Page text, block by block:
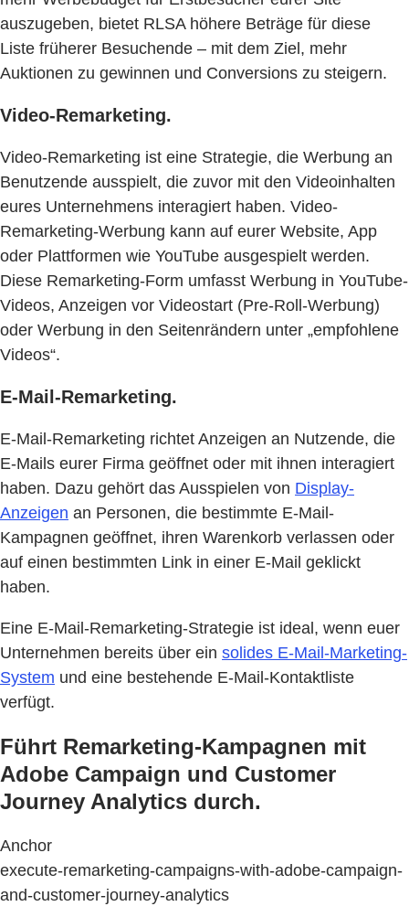
auszugeben, bietet RLSA höhere Beträge für diese
Liste früherer Besuchende – mit dem Ziel, mehr
Auktionen zu gewinnen und Conversions zu steigern.
Video-Remarketing.
Video-Remarketing ist eine Strategie, die Werbung an
Benutzende ausspielt, die zuvor mit den Videoinhalten
eures Unternehmens interagiert haben. Video-
Remarketing-Werbung kann auf eurer Website, App
oder Plattformen wie YouTube ausgespielt werden.
Diese Remarketing-Form umfasst Werbung in YouTube-
Videos, Anzeigen vor Videostart (Pre-Roll-Werbung)
oder Werbung in den Seitenrändern unter „empfohlene
Videos“.
E-Mail-Remarketing.
E-Mail-Remarketing richtet Anzeigen an Nutzende, die
E-Mails eurer Firma geöffnet oder mit ihnen interagiert
haben. Dazu gehört das Ausspielen von Display-
Anzeigen an Personen, die bestimmte E-Mail-
Kampagnen geöffnet, ihren Warenkorb verlassen oder
auf einen bestimmten Link in einer E-Mail geklickt
haben.
Eine E-Mail-Remarketing-Strategie ist ideal, wenn euer
Unternehmen bereits über ein solides E-Mail-Marketing-
System und eine bestehende E-Mail-Kontaktliste
verfügt.
Führt Remarketing-Kampagnen mit
Adobe Campaign und Customer
Journey Analytics durch.
Anchor
execute-remarketing-campaigns-with-adobe-campaign-
and-customer-journey-analytics